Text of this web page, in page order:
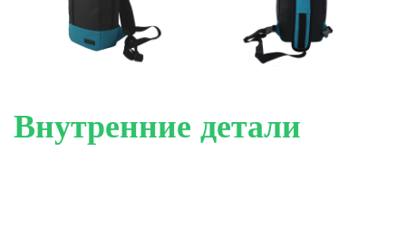
Внутренние детали